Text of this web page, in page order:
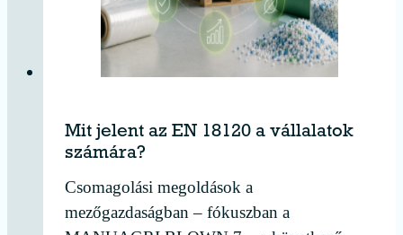
Mit jelent az EN 18120 a vállalatok
számára?
Csomagolási megoldások a
mezőgazdaságban – fókuszban a